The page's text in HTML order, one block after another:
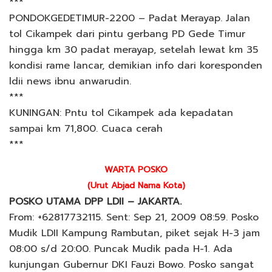
PONDOKGEDETIMUR-2200 – Padat Merayap. Jalan
tol Cikampek dari pintu gerbang PD Gede Timur
hingga km 30 padat merayap, setelah lewat km 35
kondisi rame lancar, demikian info dari koresponden
ldii news ibnu anwarudin.
***
KUNINGAN: Pntu tol Cikampek ada kepadatan
sampai km 71,800. Cuaca cerah
***
WARTA POSKO
(Urut Abjad Nama Kota)
POSKO UTAMA DPP LDII – JAKARTA.
From: +62817732115. Sent: Sep 21, 2009 08:59. Posko
Mudik LDII Kampung Rambutan, piket sejak H-3 jam
08:00 s/d 20:00. Puncak Mudik pada H-1. Ada
kunjungan Gubernur DKI Fauzi Bowo. Posko sangat